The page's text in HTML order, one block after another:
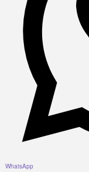
WhatsApp